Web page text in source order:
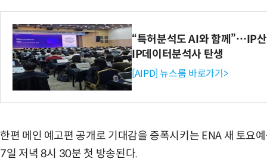
“특허분석도 AI와 함께”…IP
IP데이터분석사 탄생
[AIPD] 뉴스룸 바로가기>
한편 메인 예고편 공개로 기대감을 증폭시키는 ENA 새 토요
7일 저녁 8시 30분 첫 방송된다.